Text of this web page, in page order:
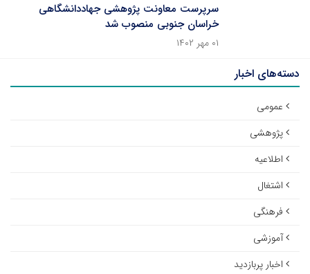
سرپرست معاونت پژوهشی جهاددانشگاهی
خراسان جنوبی منصوب شد
۰۱ مهر ۱۴۰۲
دسته‌های اخبار
عمومی
پژوهشی
اطلاعیه
اشتغال
فرهنگی
آموزشی
اخبار پربازدید